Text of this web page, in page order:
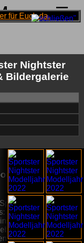
Nightster
Bildergalerie
Saga
Mit der DNA
Hier und Jetzt
die wissen,
haben.